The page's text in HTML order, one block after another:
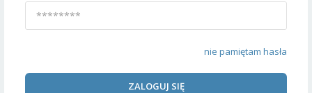
nie pamiętam hasła
ZALOGUJ SIĘ